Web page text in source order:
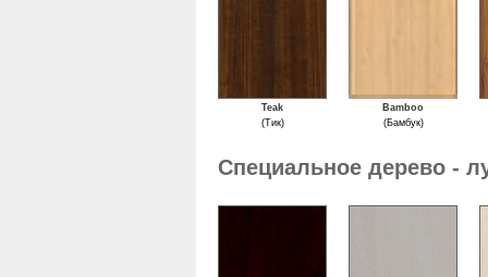
Teak
(Тик)
Bamboo
(Бамбук)
Специальное дерево -